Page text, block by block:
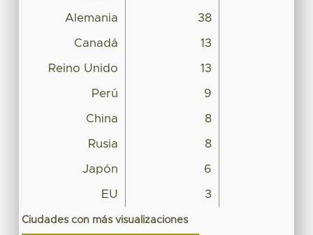
Alemania 38
Canadá 13
Reino Unido 13
Perú 9
China 8
Rusia 8
Japón 6
EU 3
Ciudades con más visualizaciones